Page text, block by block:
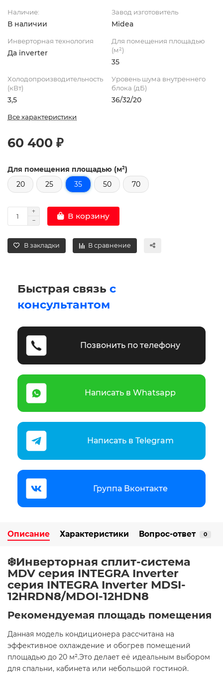
Наличие:
В наличии
Завод изготовитель
Midea
Инверторная технология
Да inverter
Для помещения площадью
(м²)
35
Холодопроизводительность
(кВт)
3,5
Уровень шума внутреннего
блока (дБ)
36/32/20
Все характеристики
60 400 ₽
Для помещения площадью (м²)
20
25 35 50 70
В корзину
В закладки В сравнение
Быстрая связь с
консультантом
Позвонить по телефону
Написать в Whatsapp
Написать в Telegram
Группа Вконтакте
Описание Характеристики Вопрос-ответ 0
❄️Инверторная сплит-система
MDV серия INTEGRA Inverter
серия INTEGRA Inverter MDSI-
12HRDN8/MDOI-12HDN8
Рекомендуемая площадь помещения
Данная модель кондиционера рассчитана на
эффективное охлаждение и обогрев помещений
площадью до 20 м².Это делает её идеальным выбором
для спальни, кабинета или небольшой гостиной. ​